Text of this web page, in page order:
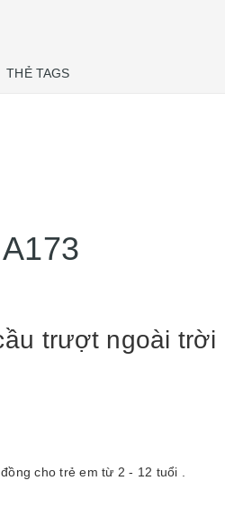
THẺ TAGS
trượt ngoài trời
cho trẻ em từ 2 - 12 tuổi .